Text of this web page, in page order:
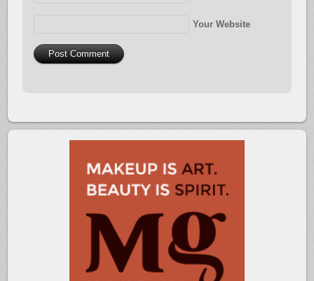
Your Website